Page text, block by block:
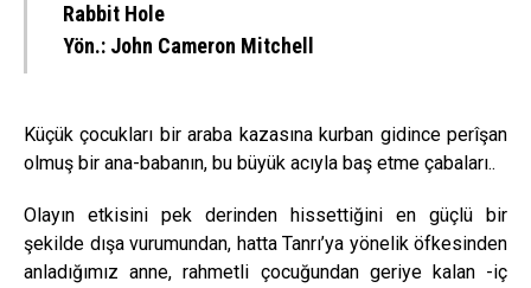
Rabbit Hole
Yön.: John Cameron Mitchell
Küçük çocukları bir araba kazasına kurban gidince perîşan
olmuş bir ana-babanın, bu büyük acıyla baş etme çabaları..
Olayın etkisini pek derinden hissettiğini en güçlü bir
şekilde dışa vurumundan, hatta Tanrı’ya yönelik öfkesinden
anladığımız anne, rahmetli çocuğundan geriye kalan -iç